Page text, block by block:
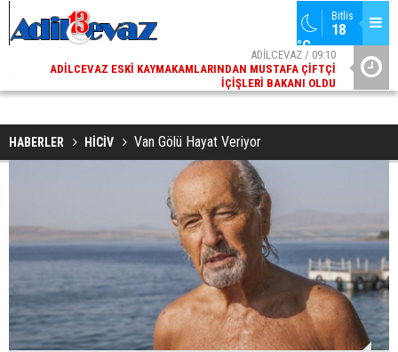
Bitlis
18
°C
ADİLCEVAZ / 09:10
ADILCEVAZ ESKI KAYMAKAMLARINDAN MUSTAFA ÇIFTÇI
İÇIŞLERI BAKANI OLDU
HABERLER HİCİV Van Gölü Hayat Veriyor